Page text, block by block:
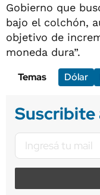
Gobierno que
bajo el colchón,
objetivo de
moneda dura”.
Temas
Dólar